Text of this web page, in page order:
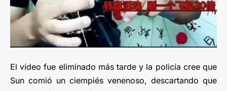
El vídeo fue eliminado más tarde y la policía cree que
Sun comió un ciempiés venenoso, descartando que